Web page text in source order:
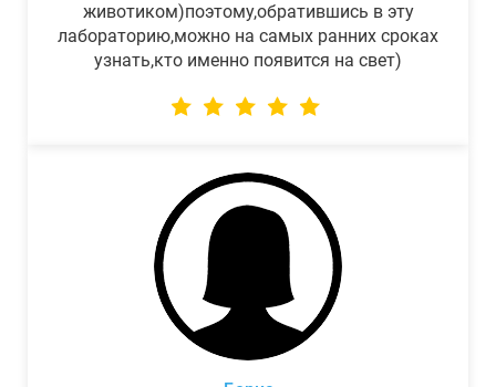
животиком)поэтому,обратившись в эту
лабораторию,можно на самых ранних сроках
узнать,кто именно появится на свет)